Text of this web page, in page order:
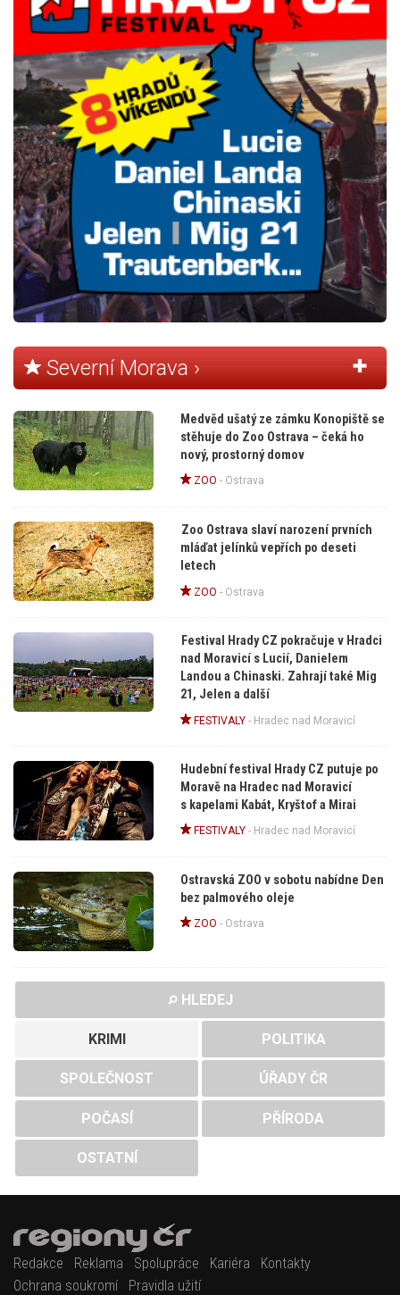
Severní Morava ›
Medvěd ušatý ze zámku Konopiště se
stěhuje do Zoo Ostrava – čeká ho
nový, prostorný domov
ZOO - Ostrava
Zoo Ostrava slaví narození prvních
mláďat jelínků vepřích po deseti
letech
ZOO - Ostrava
Festival Hrady CZ pokračuje v Hradci
nad Moravicí s Lucií, Danielem
Landou a Chinaski. Zahrají také Mig
21, Jelen a další
FESTIVALY- Hradec nad Moravicí
Hudební festival Hrady CZ putuje po
Moravě na Hradec nad Moravicí
s kapelami Kabát, Kryštof a Mirai
FESTIVALY- Hradec nad Moravicí
Ostravská ZOO v sobotu nabídne Den
bez palmového oleje
ZOO - Ostrava
HLEDEJ
KRIMI POLITIKA
SPOLEČNOST ÚŘADY ČR
POČASÍ PŘÍRODA
OSTATNÍ
Redakce Reklama Spolupráce Kariéra
Kontakty
Ochrana soukromí
Pravidla užití